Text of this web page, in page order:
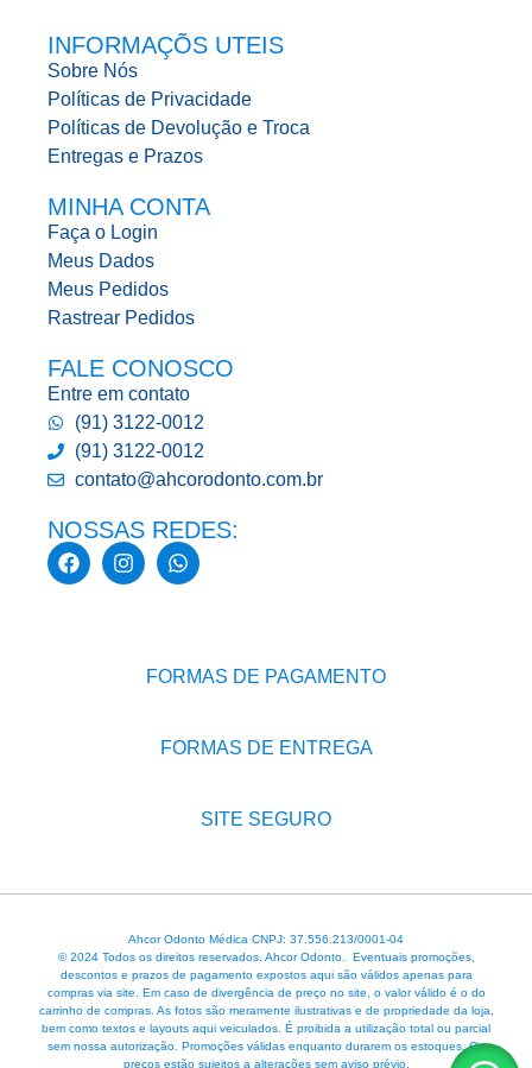
INFORMAÇÕS UTEIS
Sobre Nós
Políticas de Privacidade
Políticas de Devolução e Troca
Entregas e Prazos
MINHA CONTA
Faça o Login
Meus Dados
Meus Pedidos
Rastrear Pedidos
FALE CONOSCO
Entre em contato
(91) 3122-0012
(91) 3122-0012
contato@ahcorodonto.com.br
NOSSAS REDES:
FORMAS DE PAGAMENTO
FORMAS DE ENTREGA
SITE SEGURO
Ahcor Odonto Médica CNPJ: 37.556.213/0001-04
© 2024 Todos os direitos reservados. Ahcor Odonto. Eventuais promoções,
descontos e prazos de pagamento expostos aqui são válidos apenas para
compras via site. Em caso de divergência de preço no site, o valor válido é o do
carrinho de compras. As fotos são meramente ilustrativas e de propriedade da loja,
bem como textos e layouts aqui veiculados. É proibida a utilização total ou parcial
sem nossa autorização. Promoções válidas enquanto durarem os estoques. Os
preços estão sujeitos a alterações sem aviso prévio.